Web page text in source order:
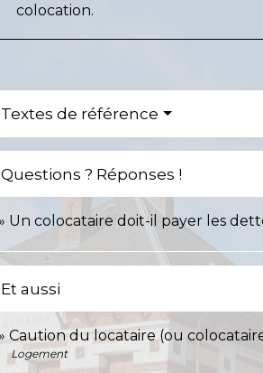
colocation.
Textes de référence
Questions ? Réponses !
Un colocataire doit-il payer les
Et aussi
Caution du locataire (ou
Logement